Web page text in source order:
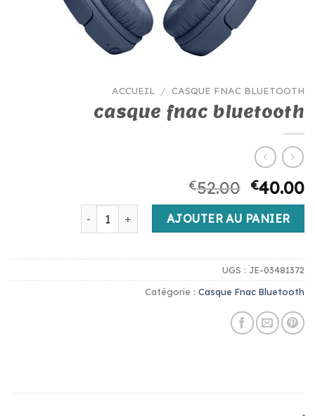
ACCUEIL / CASQUE FNAC BLUETOOTH
casque fnac bluetooth
€52.00 €40.00
quantité de casque fnac bluetooth
AJOUTER AU PANIER
UGS : JE-03481372
Catégorie : Casque Fnac Bluetooth